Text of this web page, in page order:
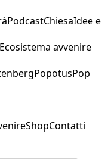
PodcastChiesaIdee e
Ecosistema avvenire
PopotusPop
ShopContatti